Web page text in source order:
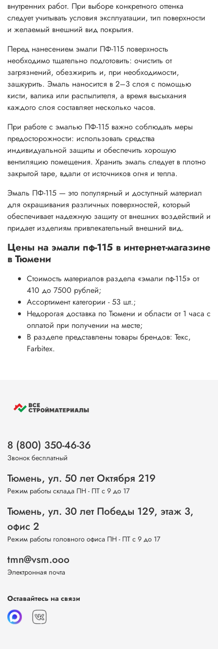
внутренних работ. При выборе конкретного оттенка
следует учитывать условия эксплуатации, тип поверхности
и желаемый внешний вид покрытия.
Перед нанесением эмали ПФ-115 поверхность
необходимо тщательно подготовить: очистить от
загрязнений, обезжирить и, при необходимости,
зашкурить. Эмаль наносится в 2–3 слоя с помощью
кисти, валика или распылителя, а время высыхания
каждого слоя составляет несколько часов.
При работе с эмалью ПФ-115 важно соблюдать меры
предосторожности: использовать средства
индивидуальной защиты и обеспечить хорошую
вентиляцию помещения. Хранить эмаль следует в плотно
закрытой таре, вдали от источников огня и тепла.
Эмаль ПФ-115 — это популярный и доступный материал
для окрашивания различных поверхностей, который
обеспечивает надежную защиту от внешних воздействий и
придает изделиям привлекательный внешний вид.
Цены на эмали пф-115 в интернет-магазине
в Тюмени
Стоимость материалов раздела «эмали пф-115» от
410 до 7500 рублей;
Ассортимент категории - 53 шт.;
Недорогая доставка по Тюмени и области от 1 часа с
оплатой при получении на месте;
В разделе представлены товары брендов: Текс,
Farbitex.
8 (800) 350-46-36
Звонок бесплатный
Тюмень, ул. 50 лет Октября 219
Режим работы склада ПН - ПТ с 9 до 17
Тюмень, ул. 30 лет Победы 129, этаж 3,
офис 2
Режим работы головного офиса ПН - ПТ с 9 до 17
tmn@vsm.ooo
Электронная почта
Оставайтесь на связи